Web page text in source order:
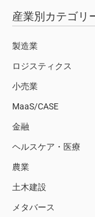
産業別カテゴリ
製造業
ロジスティクス
小売業
MaaS/CASE
金融
ヘルスケア・医療
農業
土木建設
メタバース